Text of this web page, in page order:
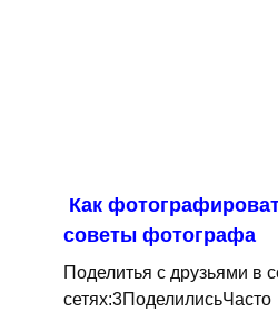
Как
советы фотографа
Поделитья с друзьями в
сетях:3ПоделилисьЧасто